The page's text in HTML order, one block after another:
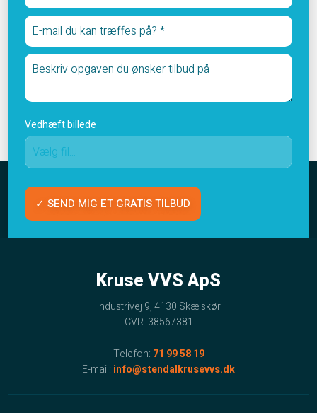
Vedhæft billede
Kruse VVS ApS
Industrivej 9, 4130 Skælskør
CVR: 38567381
Telefon: 71 99 58 19
E-mail: info@stendalkrusevvs.dk